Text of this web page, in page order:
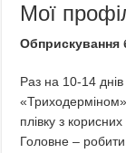
Мої
Обприскування
Раз на 10-14
плівку з корисних
Головне –